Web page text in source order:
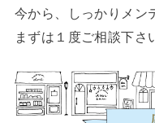
今から、しっかりメン
まずは１度ご相談下さ